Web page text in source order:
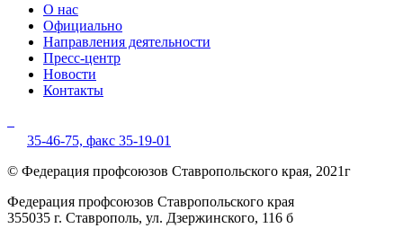
О нас
Официально
Направления деятельности
Пресс-центр
Новости
Контакты
35-46-75, факс 35-19-01
© Федерация профсоюзов Ставропольского края, 2021г
Федерация профсоюзов Ставропольского края
355035 г. Ставрополь, ул. Дзержинского, 116 б